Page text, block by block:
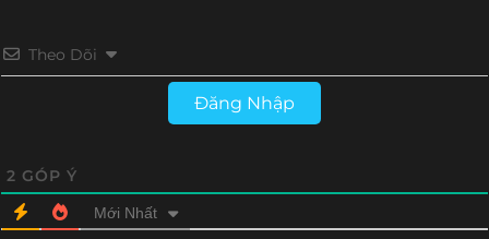
Theo Dõi
Đăng Nhập
2 GÓP Ý
Mới Nhất